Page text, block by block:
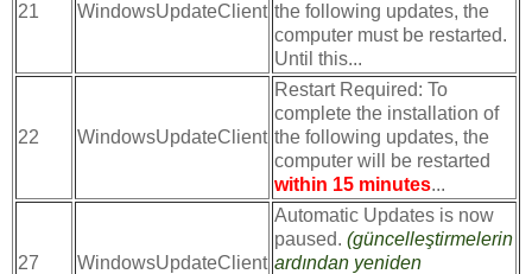
21 WindowsUpdateClient the following updates, the
computer must be restarted.
Until this...
22 WindowsUpdateClient
Restart Required: To
complete the installation of
the following updates, the
computer will be restarted
within 15 minutes...
27 WindowsUpdateClient
Automatic Updates is now
paused. (güncelleştirmelerin
ardından yeniden